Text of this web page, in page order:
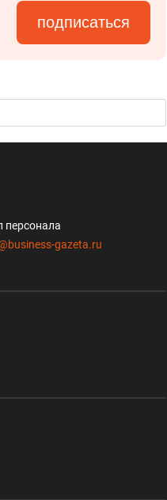
подписаться
персонала
gazeta.ru